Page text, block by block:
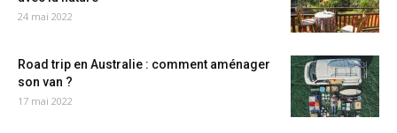
24 mai 2022
Road trip en Australie : comment aménager
son van ?
17 mai 2022